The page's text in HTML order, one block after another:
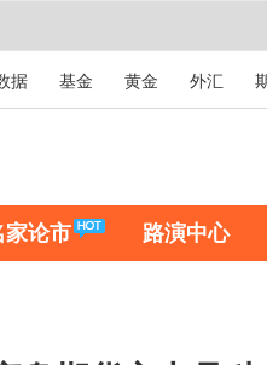
据 基金 黄金 外汇
家论市 路演中心